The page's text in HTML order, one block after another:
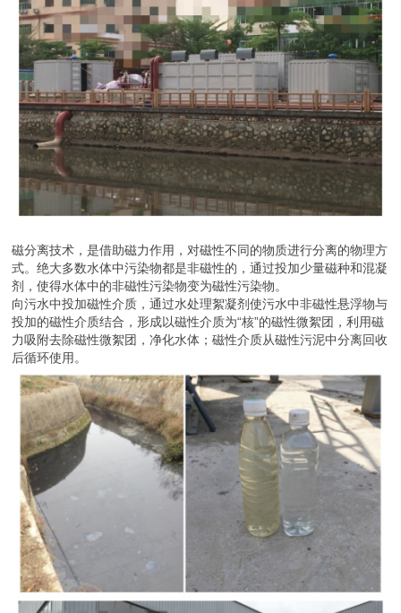
磁分离技术，是借助磁力作用，对磁性不同的物质进行分离的物理方
式。绝大多数水体中污染物都是非磁性的，通过投加少量磁种和混凝
剂，使得水体中的非磁性污染物变为磁性污染物。
向污水中投加磁性介质，通过水处理絮凝剂使污水中非磁性悬浮物与
投加的磁性介质结合，形成以磁性介质为“核”的磁性微絮团，利用磁
力吸附去除磁性微絮团，净化水体；磁性介质从磁性污泥中分离回收
后循环使用。